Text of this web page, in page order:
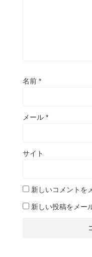
名前 *
メール *
サイト
新しいコメントを
新しい投稿をメー